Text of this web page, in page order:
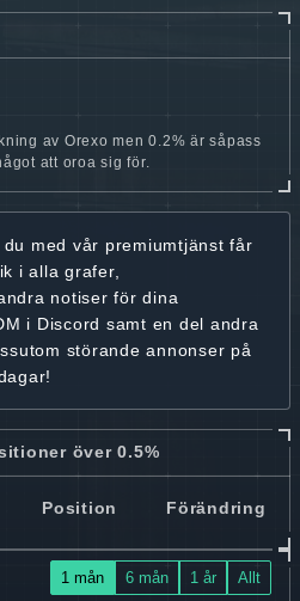
av Orexo men 0.2% är såpass
att oroa sig för.
med vår premiumtjänst får
i alla grafer,
notiser för dina
i Discord samt en del andra
störande annonser på
över 0.5%
Position Förändring
1 mån 6 mån 1 år Allt